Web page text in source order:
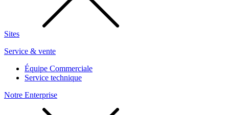
Sites
Service & vente
Équipe Commerciale
Service technique
Notre Enterprise